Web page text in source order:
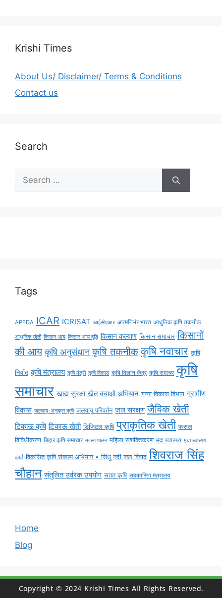
Krishi Times
About Us/ Disclaimer/ Terms & Conditions
Contact us
Search
Tags
APEDA ICAR ICRISAT आईसीएआर आत्मनिर्भर भारत आधुनिक कृषि तकनीक
आधुनिक खेती किसान आय किसान आय वृद्धि किसान कल्याण किसान समाचार किसानों
की आय कृषि अनुसंधान कृषि तकनीक कृषि नवाचार कृषि
निर्यात कृषि मंत्रालय कृषि मंत्री कृषि विकास कृषि विज्ञान केंद्र कृषि समाचर कृषि
समाचार खाद्य सुरक्षा खेत बचाओ अभियान गन्ना विकास विभाग ग्रामीण
विकास जलवायु-अनुकूल कृषि जलवायु परिवर्तन जल संरक्षण जैविक खेती
टिकाऊ कृषि टिकाऊ खेती डिजिटल कृषि प्राकृतिक खेती फसल
विविधीकरण बिहार कृषि समाचार मत्स्य पालन महिला सशक्तिकरण मृदा स्वास्थ्य मृदा स्वास्थ्य
कार्ड विकसित कृषि संकल्प अभियान • सिंधु नदी जल विवाद शिवराज सिंह
चौहान संतुलित उर्वरक उपयोग सतत कृषि सहकारिता मंत्रालय
Home
Blog
Copyright © 2024 Krishi Times All Rights Reserved.